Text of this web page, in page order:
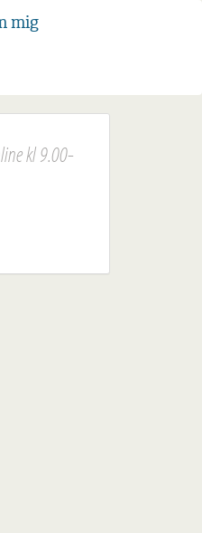
mig
kl 9.00-